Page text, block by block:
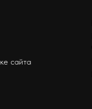
сайта